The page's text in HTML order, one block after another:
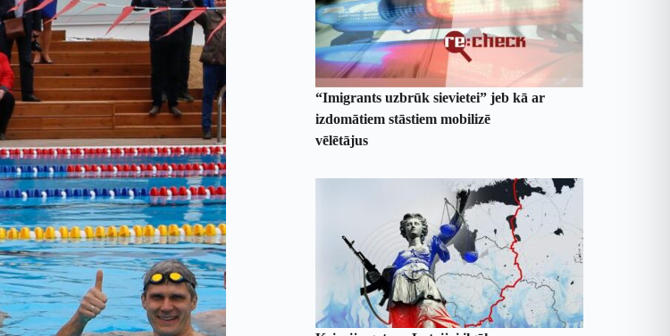
“Imigrants uzbrūk sievietei” jeb kā ar
izdomātiem stāstiem mobilizē
vēlētājus